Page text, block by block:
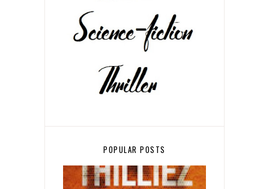
POPULAR POSTS